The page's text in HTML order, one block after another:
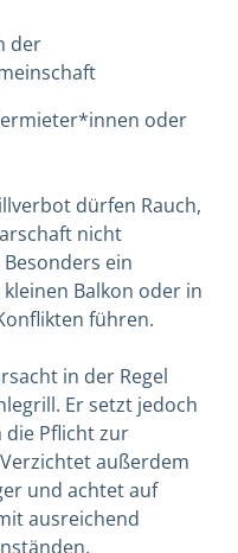
der
oder
dürfen Rauch,
nicht
ein
Balkon oder in
führen.
in der Regel
Er setzt jedoch
die Pflicht zur
außerdem
und achtet auf
ausreichend